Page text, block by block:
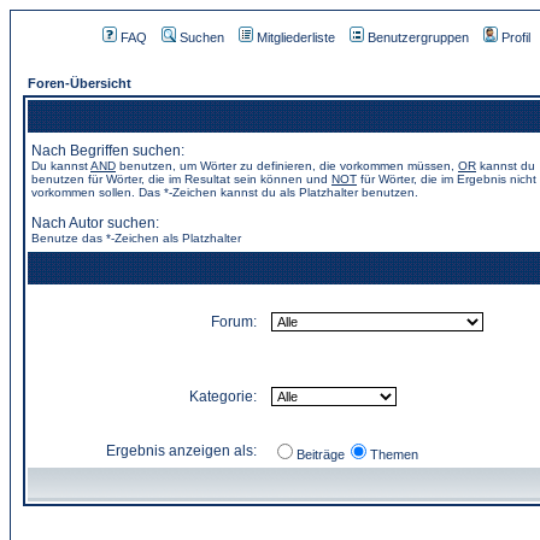
FAQ Suchen Mitgliederliste Benutzergruppen Profil
Foren-Übersicht
Nach Begriffen suchen:
Du kannstAND benutzen, um Wörter zu definieren, die vorkommen müssen, OR kannst du
benutzen für Wörter, die im Resultat sein können und NOT für Wörter, die im Ergebnis nicht
vorkommen sollen. Das *-Zeichen kannst du als Platzhalter benutzen.
Nach Autor suchen:
Benutze das *-Zeichen als Platzhalter
Forum:
Kategorie:
Ergebnis anzeigen als: Beiträge Themen